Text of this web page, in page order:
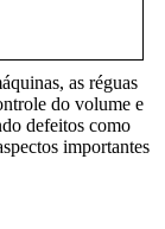
as réguas
do volume e
defeitos como
importantes